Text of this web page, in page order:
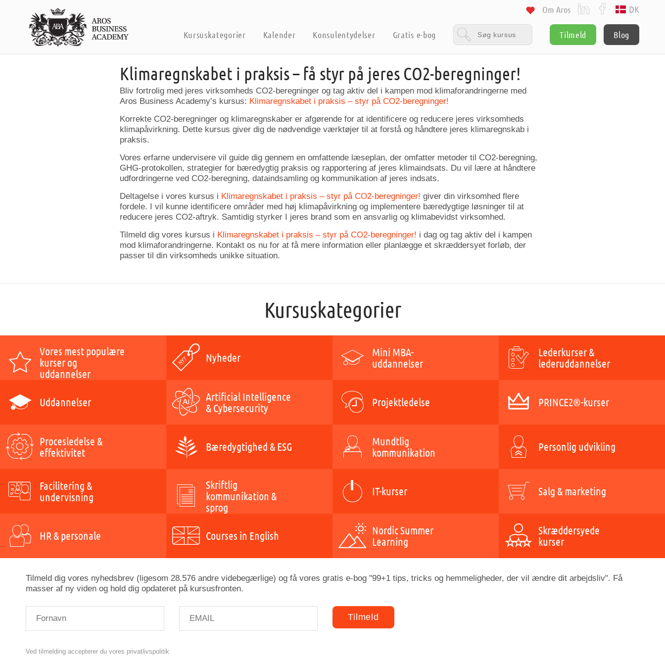
Kursuskategorier Kalender Konsulentydelser Gratis e-bog Tilmeld Blog
Om Aros DK
Klimaregnskabet i praksis – få styr på jeres CO2-beregninger!
Bliv fortrolig med jeres virksomheds CO2-beregninger og tag aktiv del i kampen mod klimaforandringerne med
Aros Business Academy’s kursus: Klimaregnskabet i praksis – styr på CO2-beregninger!
Korrekte CO2-beregninger og klimaregnskaber er afgørende for at identificere og reducere jeres virksomheds
klimapåvirkning. Dette kursus giver dig de nødvendige værktøjer til at forstå og håndtere jeres klimaregnskab i
praksis.
Vores erfarne undervisere vil guide dig gennem en omfattende læseplan, der omfatter metoder til CO2-beregning,
GHG-protokollen, strategier for bæredygtig praksis og rapportering af jeres klimaindsats. Du vil lære at håndtere
udfordringerne ved CO2-beregning, dataindsamling og kommunikation af jeres indsats.
Deltagelse i vores kursus i Klimaregnskabet i praksis – styr på CO2-beregninger! giver din virksomhed flere
fordele. I vil kunne identificere områder med høj klimapåvirkning og implementere bæredygtige løsninger til at
reducere jeres CO2-aftryk. Samtidig styrker I jeres brand som en ansvarlig og klimabevidst virksomhed.
Tilmeld dig vores kursus i Klimaregnskabet i praksis – styr på CO2-beregninger! i dag og tag aktiv del i kampen
mod klimaforandringerne. Kontakt os nu for at få mere information eller planlægge et skræddersyet forløb, der
passer til din virksomheds unikke situation.
Kursuskategorier
Vores mest populære
kurser og
uddannelser
Nyheder
Mini MBA-
uddannelser
Lederkurser &
lederuddannelser
Uddannelser
Artificial Intelligence
& Cybersecurity
Projektledelse PRINCE2®-kurser
Procesledelse &
effektivitet
Bæredygtighed & ESG
Mundtlig
kommunikation
Personlig udvikling
Facilitering &
undervisning
Skriftlig
kommunikation &
sprog
IT-kurser Salg & marketing
HR & personale Courses in English
Nordic Summer
Learning
Skræddersyede
kurser
Tilmeld dig vores nyhedsbrev (ligesom 28.576 andre videbegærlige) og få vores gratis e-bog "99+1 tips, tricks og hemmeligheder, der vil ændre dit arbejdsliv". Få
masser af ny viden og hold dig opdateret på kursusfronten.
Ved tilmelding accepterer du vores privatlivspolitik